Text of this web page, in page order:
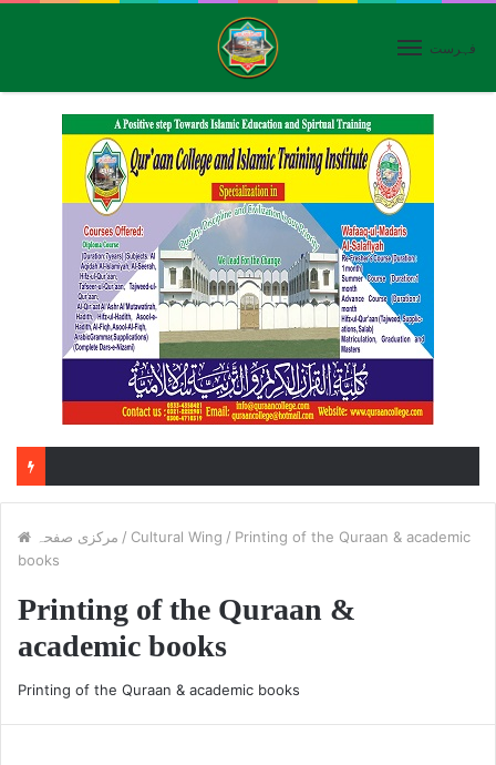
فہرست
مرکزی صفحہ / Cultural Wing / Printing of the Quraan & academic
books
Printing of the Quraan &
academic books
Printing of the Quraan & academic books